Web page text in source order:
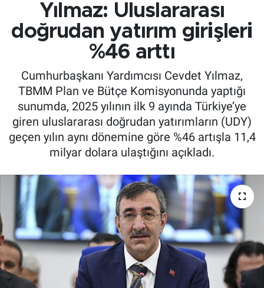
Yılmaz: Uluslararası
doğrudan yatırım girişleri
%46 arttı
Cumhurbaşkanı Yardımcısı Cevdet Yılmaz,
TBMM Plan ve Bütçe Komisyonunda yaptığı
sunumda, 2025 yılının ilk 9 ayında Türkiye’ye
giren uluslararası doğrudan yatırımların (UDY)
geçen yılın aynı dönemine göre %46 artışla 11,4
milyar dolara ulaştığını açıkladı.